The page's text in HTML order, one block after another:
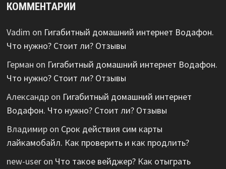
КОММЕНТАРИИ
Vadim on Гигабитный домашний интернет Водафон.
Что нужно? Стоит ли? Отзывы
Герман on Гигабитный домашний интернет Водафон.
Что нужно? Стоит ли? Отзывы
Александрon Гигабитный домашний интернет
Водафон. Что нужно? Стоит ли? Отзывы
Владимирon Срок действия сим карты
лайкамобайл. Как проверить и как продлить?
new-useron Что такое вейджер? Как отыграть